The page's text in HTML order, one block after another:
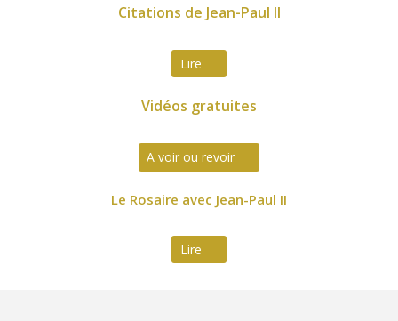
Citations de Jean-Paul II
Lire
Vidéos gratuites
A voir ou revoir
Le Rosaire avec Jean-Paul II
Lire